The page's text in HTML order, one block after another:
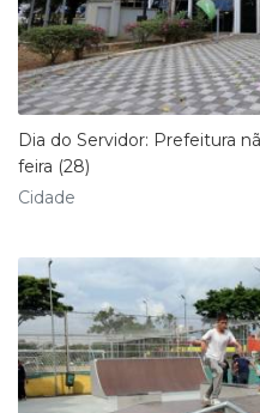
Dia do Servidor: Prefeitura
feira (28)
Cidade